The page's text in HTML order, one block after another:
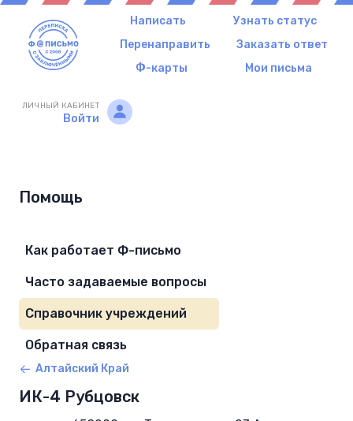
Написать
Узнать статус
Перенаправить
Заказать ответ
Ф-карты
Мои письма
ЛИЧНЫЙ КАБИНЕТ
Войти
Помощь
Как работает Ф-письмо
Часто задаваемые вопросы
Справочник учреждений
Обратная связь
Алтайский Край
ИК-4 Рубцовск